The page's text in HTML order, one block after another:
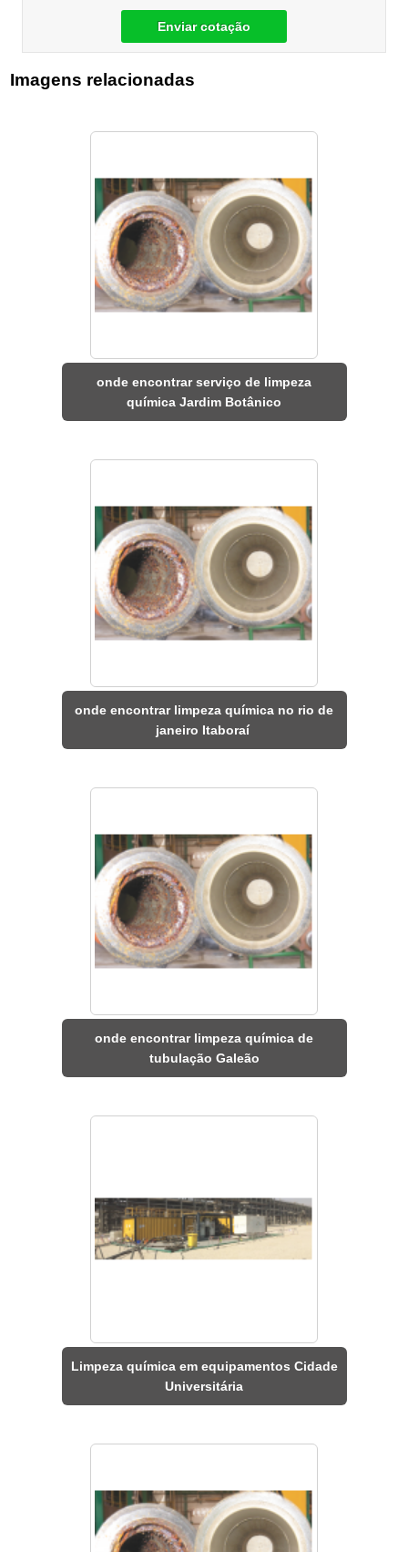
Enviar cotação
Imagens relacionadas
onde encontrar serviço de limpeza
química Jardim Botânico
onde encontrar limpeza química no rio de
janeiro Itaboraí
onde encontrar limpeza química de
tubulação Galeão
Limpeza química em equipamentos Cidade
Universitária